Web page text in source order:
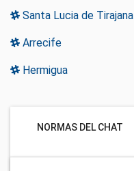
Santa Lucia de Tirajana
Arrecife
Hermigua
NORMAS DEL CHAT